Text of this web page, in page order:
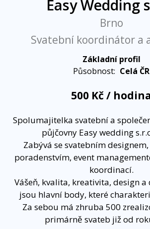
Easy Wedding
Brno
Svatební koordinátor a
Základní profil
Působnost: Celá ČR
500 Kč /
Spolumajitelka svatební a
půjčovny Easy wedding
Zabývá se svatebním
poradenstvím, event
koordinací.
Vášeň, kvalita, kreativita, design
jsou hlavní body, které
Za sebou má zhruba 500
primárně svateb již od